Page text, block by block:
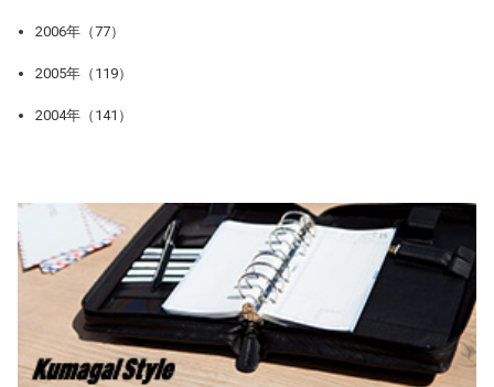
2006年（77）
2005年（119）
2004年（141）